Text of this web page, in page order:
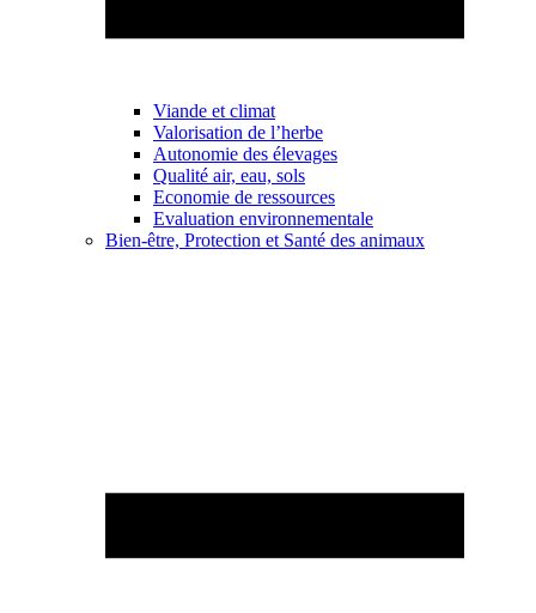
Viande et climat
Valorisation de l’herbe
Autonomie des élevages
Qualité air, eau, sols
Economie de ressources
Evaluation environnementale
Bien-être, Protection et Santé des animaux